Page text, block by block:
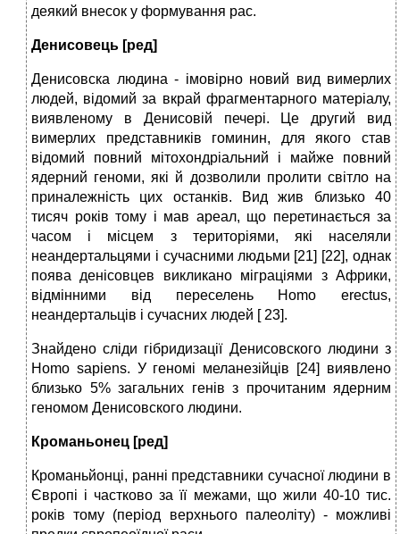
деякий внесок у формування рас.
Денисовець [ред]
Денисовска людина - імовірно новий вид вимерлих
людей, відомий за вкрай фрагментарного матеріалу,
виявленому в Денисовій печері. Це другий вид
вимерлих представників гоминин, для якого став
відомий повний мітохондріальний і майже повний
ядерний геноми, які й дозволили пролити світло на
приналежність цих останків. Вид жив близько 40
тисяч років тому і мав ареал, що перетинається за
часом і місцем з територіями, які населяли
неандертальцями і сучасними людьми [21] [22], однак
поява денісовцев викликано міграціями з Африки,
відмінними від переселень Homo erectus,
неандертальців і сучасних людей [ 23].
Знайдено сліди гібридизації Денисовского людини з
Homo sapiens. У геномі меланезійців [24] виявлено
близько 5% загальних генів з прочитаним ядерним
геномом Денисовского людини.
Кроманьонец [ред]
Кроманьйонці, ранні представники сучасної людини в
Європі і частково за її межами, що жили 40-10 тис.
років тому (період верхнього палеоліту) - можливі